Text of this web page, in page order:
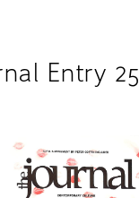
Entry 25